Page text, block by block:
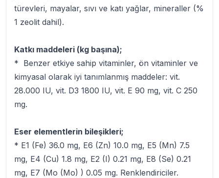
türevleri, mayalar, sıvı ve katı yağlar, mineraller (%
1 zeolit dahil).
Katkı maddeleri (kg başına);
* Benzer etkiye sahip vitaminler, ön vitaminler ve
kimyasal olarak iyi tanımlanmış maddeler: vit.
28.000 IU, vit. D3 1800 IU, vit. E 90 mg, vit. C 250
mg.
Eser elementlerin bileşikleri;
* E1 (Fe) 36.0 mg, E6 (Zn) 10.0 mg, E5 (Mn) 7.5
mg, E4 (Cu) 1.8 mg, E2 (I) 0.21 mg, E8 (Se) 0.21
mg, E7 (Mo (Mo) ) 0.05 mg. Renklendiriciler.